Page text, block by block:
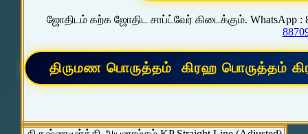
ஜோதிடம் கற்க ஜோதிட சாப்ட்வேர் கிடைக்கும். WhatsApp :